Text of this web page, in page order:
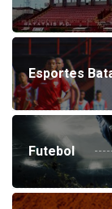
Esportes
Futebol